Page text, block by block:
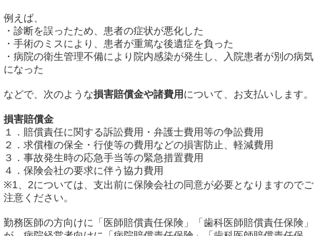
例えば、
・診断を誤ったため、患者の症状が悪化した
・手術のミスにより、患者が重篤な後遺症を負った
・病院の衛生管理不備により院内感染が発生し、入院患者が別の病気
になった
などで、次のような損害賠償金や諸費用について、お支払いします。
損害賠償金
１．賠償責任に関する訴訟費用・弁護士費用等の争訟費用
２．求償権の保全・行使等の費用などの損害防止、軽減費用
３．事故発生時の応急手当等の緊急措置費用
４．保険会社の要求に伴う協力費用
※1、2については、支出前に保険会社の同意が必要となりますのでご
注意ください。
勤務医師の方向けに「医師賠償責任保険」「歯科医師賠償責任保険」